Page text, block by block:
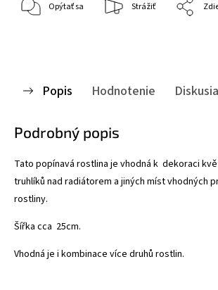
Opýtať sa Strážiť
Popis Hodnotenie Diskusia
Podrobný popis
Tato popínavá rostlina je vhodná k dekoraci
truhlíků nad radiátorem a jiných míst vhodných
rostliny.
Šířka cca 25cm.
Vhodná je i kombinace více druhů rostlin.